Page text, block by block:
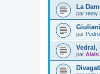
La
par remy
par
Vedral,
par Alain